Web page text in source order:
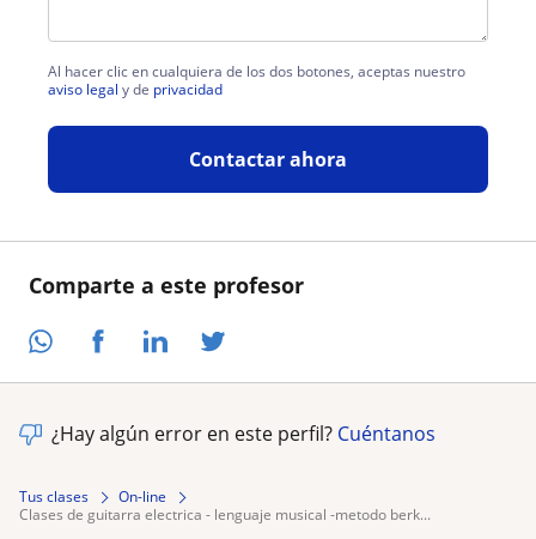
Comparte a este profesor
Al hacer clic en cualquiera de los dos botones, aceptas nuestro
aviso legal y de privacidad
Contactar ahora
¿Hay algún error en este perfil? Cuéntanos
Tus clases
On-line
clases de guitarra electrica - lenguaje musical -metodo berk...